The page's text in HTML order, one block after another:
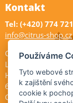
Kontakt
Tel: (+420) 774
info@citrus-shop.cz
Citrus shop
Legionářů 2
Hodonín
695 01
Otevřeno:
Používáme
Tyto webové
k zajištění
cookie k